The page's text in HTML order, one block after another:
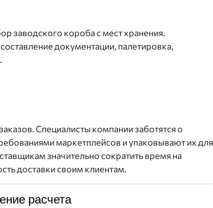
заводского короба с мест хранения.
документации, палетировка,
Специалисты компании заботятся о
маркетплейсов и упаковывают их для
значительно сократить время на
доставки своим клиентам.
расчета